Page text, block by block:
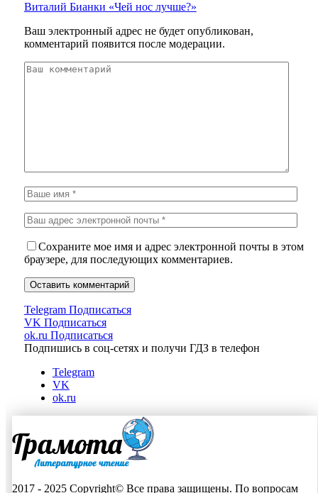
Виталий Бианки «Чей нос лучше?»
Ваш электронный адрес не будет опубликован,
комментарий появится после модерации.
Сохраните мое имя и адрес электронной почты в этом
браузере, для последующих комментариев.
Telegram Подписаться
VK Подписаться
ok.ru Подписаться
Подпишись в соц-сетях и получи ГДЗ в телефон
Telegram
VK
ok.ru
2017 - 2025 Copyright© Все права защищены. По вопросам